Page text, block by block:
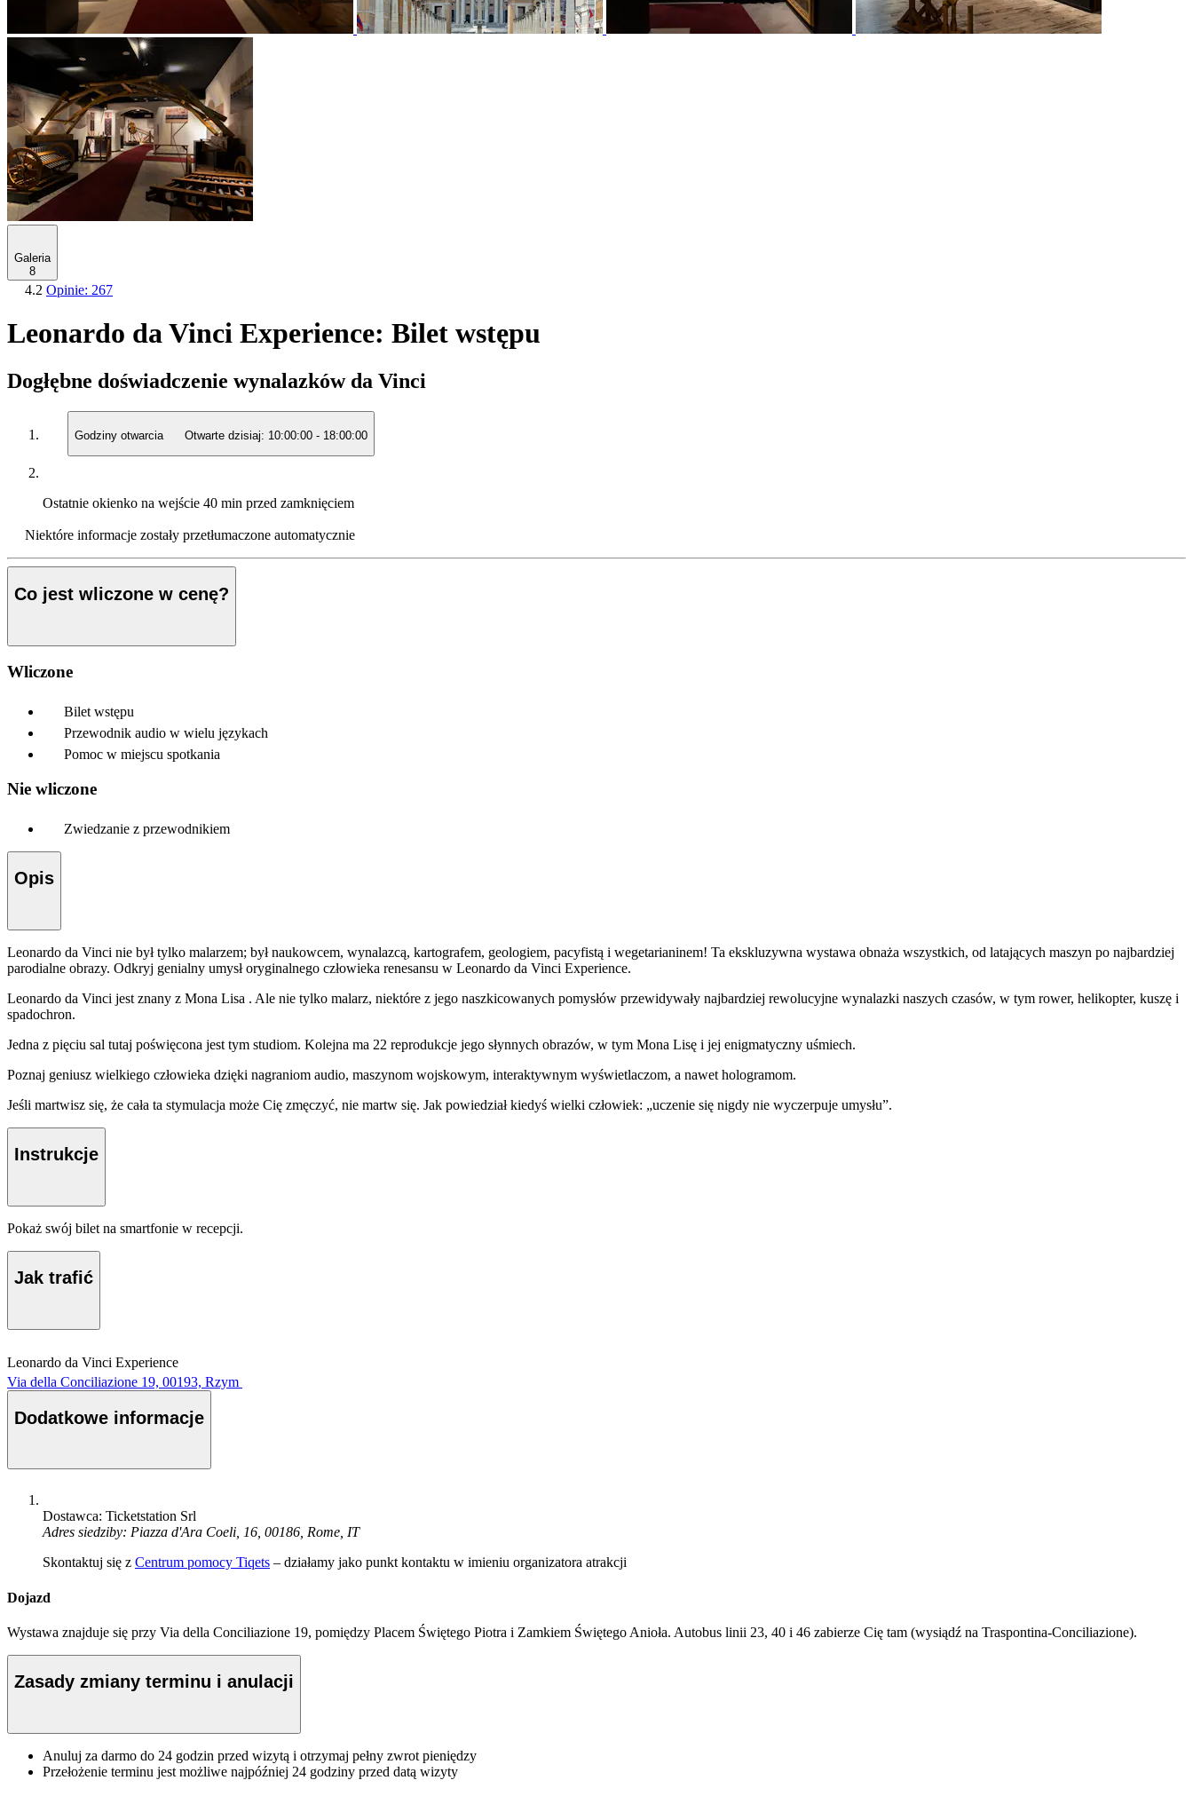
Galeria
8
4.2 Opinie: 267
Leonardo da Vinci Experience: Bilet wstępu
Dogłębne doświadczenie wynalazków da Vinci
Godziny otwarcia Otwarte dzisiaj: 10:00:00 - 18:00:00
Ostatnie okienko na wejście 40 min przed zamknięciem
Niektóre informacje zostały przetłumaczone automatycznie
Co jest wliczone w cenę?
Wliczone
Bilet wstępu
Przewodnik audio w wielu językach
Pomoc w miejscu spotkania
Nie wliczone
Zwiedzanie z przewodnikiem
Opis
Leonardo da Vinci nie był tylko malarzem; był naukowcem, wynalazcą, kartografem, geologiem, pacyfistą i wegetarianinem! Ta ekskluzywna wystawa obnaża wszystkich, od latających maszyn po najbardziej
parodialne obrazy. Odkryj genialny umysł oryginalnego człowieka renesansu w Leonardo da Vinci Experience.
Leonardo da Vinci jest znany z Mona Lisa . Ale nie tylko malarz, niektóre z jego naszkicowanych pomysłów przewidywały najbardziej rewolucyjne wynalazki naszych czasów, w tym rower, helikopter, kuszę i
spadochron.
Jedna z pięciu sal tutaj poświęcona jest tym studiom. Kolejna ma 22 reprodukcje jego słynnych obrazów, w tym Mona Lisę i jej enigmatyczny uśmiech.
Poznaj geniusz wielkiego człowieka dzięki nagraniom audio, maszynom wojskowym, interaktywnym wyświetlaczom, a nawet hologramom.
Jeśli martwisz się, że cała ta stymulacja może Cię zmęczyć, nie martw się. Jak powiedział kiedyś wielki człowiek: „uczenie się nigdy nie wyczerpuje umysłu”.
Instrukcje
Pokaż swój bilet na smartfonie w recepcji.
Jak trafić
Leonardo da Vinci Experience
Via della Conciliazione 19, 00193, Rzym
Dodatkowe informacje
Dostawca: Ticketstation Srl
Adres siedziby: Piazza d'Ara Coeli, 16, 00186, Rome, IT
Skontaktuj się z Centrum pomocy Tiqets – działamy jako punkt kontaktu w imieniu organizatora atrakcji
Dojazd
Wystawa znajduje się przy Via della Conciliazione 19, pomiędzy Placem Świętego Piotra i Zamkiem Świętego Anioła. Autobus linii 23, 40 i 46 zabierze Cię tam (wysiądź na Traspontina-Conciliazione).
Zasady zmiany terminu i anulacji
Anuluj za darmo do 24 godzin przed wizytą i otrzymaj pełny zwrot pieniędzy
Przełożenie terminu jest możliwe najpóźniej 24 godziny przed datą wizyty